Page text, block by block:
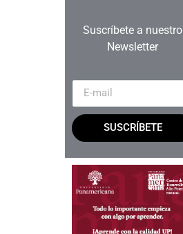
Suscríbete a nuestro
Newsletter
SUSCRÍBETE